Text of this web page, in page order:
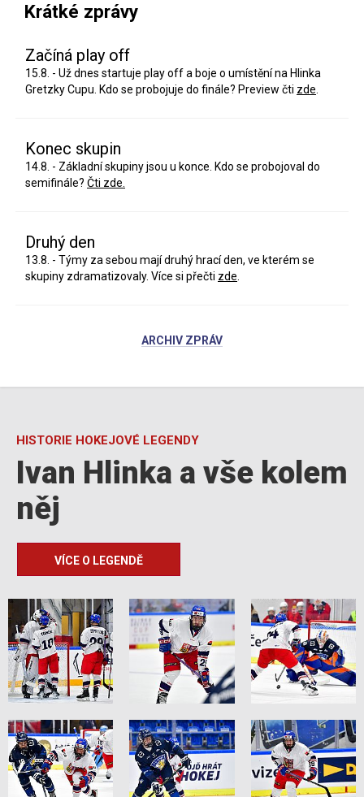
Krátké zprávy
Začíná play off
15.8. - Už dnes startuje play off a boje o umístění na Hlinka
Gretzky Cupu. Kdo se probojuje do finále? Preview čti zde
Konec skupin
14.8. - Základní skupiny jsou u konce. Kdo se probojoval do
semifinále? Čti zde.
Druhý den
13.8. - Týmy za sebou mají druhý hrací den, ve kterém se
skupiny zdramatizovaly. Více si přečti zde
ARCHIV ZPRÁV
HISTORIE HOKEJOVÉ LEGENDY
Ivan Hlinka a vše kolem
něj
VÍCE O LEGENDĚ